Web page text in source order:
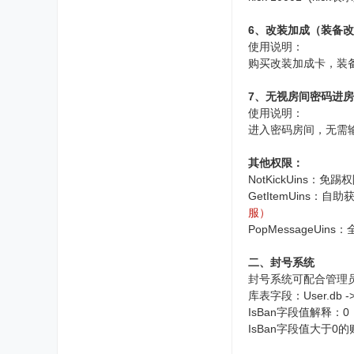
6、改装加成（装备
使用说明：
购买改装加成卡，装
7、无视房间密码进房
使用说明：
进入密码房间，无需
其他权限：
NotKickUins：免踢
GetItemUins：自助
服）
PopMessageUins：
二、封号系统
封号系统可配合管理
库表字段：User.db -
IsBan字段值解释：
IsBan字段值大于0的